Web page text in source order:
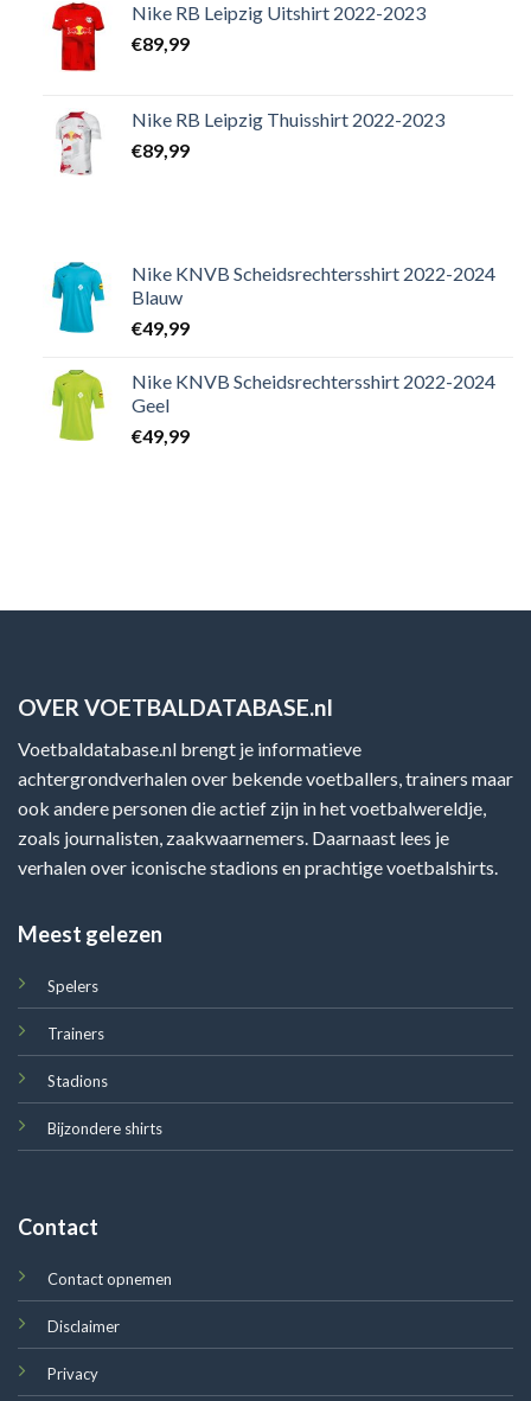
Nike RB Leipzig Uitshirt 2022-2023
€89,99
Nike RB Leipzig Thuisshirt 2022-2023
€89,99
Nike KNVB Scheidsrechtersshirt 2022-2024
Blauw
€49,99
Nike KNVB Scheidsrechtersshirt 2022-2024
Geel
€49,99
OVER VOETBALDATABASE.nl
Voetbaldatabase.nl brengt je informatieve
achtergrondverhalen over bekende voetballers, trainers maar
ook andere personen die actief zijn in het voetbalwereldje,
zoals journalisten, zaakwaarnemers. Daarnaast lees je
verhalen over iconische stadions en prachtige voetbalshirts.
Meest gelezen
Spelers
Trainers
Stadions
Bijzondere shirts
Contact
Contact opnemen
Disclaimer
Privacy